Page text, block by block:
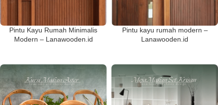
Pintu Kayu Rumah Minimalis
Modern – Lanawooden.id
Pintu kayu rumah modern –
Lanawooden.id